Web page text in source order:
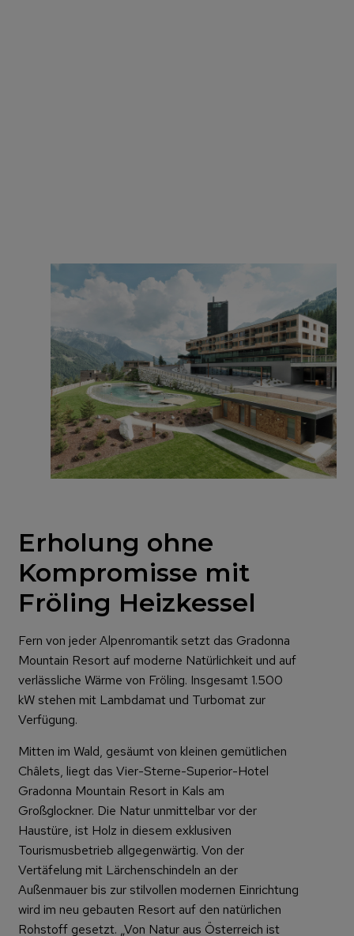
Erholung ohne
Kompromisse mit
Fröling Heizkessel
Fern von jeder Alpenromantik setzt das Gradonna
Mountain Resort auf moderne Natürlichkeit und auf
verlässliche Wärme von Fröling. Insgesamt 1.500
kW stehen mit Lambdamat und Turbomat zur
Verfügung.
Mitten im Wald, gesäumt von kleinen gemütlichen
Châlets, liegt das Vier-Sterne-Superior-Hotel
Gradonna Mountain Resort in Kals am
Großglockner. Die Natur unmittelbar vor der
Haustüre, ist Holz in diesem exklusiven
Tourismusbetrieb allgegenwärtig. Von der
Vertäfelung mit Lärchenschindeln an der
Außenmauer bis zur stilvollen modernen Einrichtung
wird im neu gebauten Resort auf den natürlichen
Rohstoff gesetzt. „Von Natur aus Österreich ist